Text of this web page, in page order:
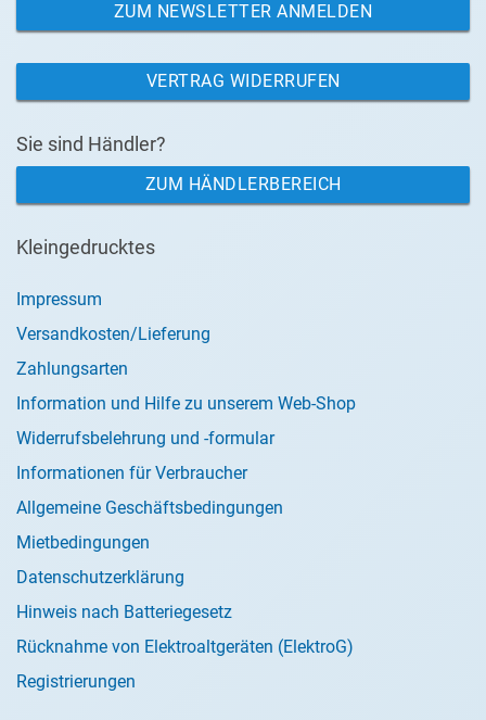
ZUM NEWSLETTER ANMELDEN
VERTRAG WIDERRUFEN
Sie sind Händler?
ZUM HÄNDLERBEREICH
Kleingedrucktes
Impressum
Versandkosten/Lieferung
Zahlungsarten
Information und Hilfe zu unserem Web-Shop
Widerrufsbelehrung und -formular
Informationen für Verbraucher
Allgemeine Geschäftsbedingungen
Mietbedingungen
Datenschutzerklärung
Hinweis nach Batteriegesetz
Rücknahme von Elektroaltgeräten (ElektroG)
Registrierungen